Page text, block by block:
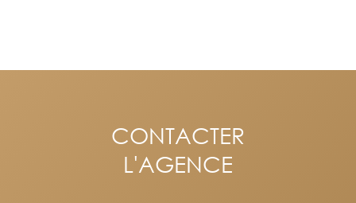
CONTACTER
L'AGENCE